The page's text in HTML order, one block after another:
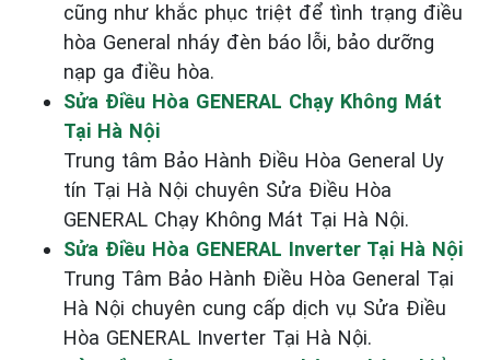
cũng như khắc phục triệt để tình trạng điều
hòa General nháy đèn báo lỗi, bảo dưỡng
nạp ga điều hòa.
Sửa Điều Hòa GENERAL Chạy Không Mát
Tại Hà Nội
Trung tâm Bảo Hành Điều Hòa General Uy
tín Tại Hà Nội chuyên Sửa Điều Hòa
GENERAL Chạy Không Mát Tại Hà Nội.
Sửa Điều Hòa GENERAL Inverter Tại Hà Nội
Trung Tâm Bảo Hành Điều Hòa General Tại
Hà Nội chuyên cung cấp dịch vụ Sửa Điều
Hòa GENERAL Inverter Tại Hà Nội.